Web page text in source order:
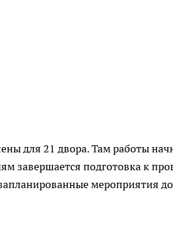
для 21 двора. Там работы
завершается подготовка к
мероприятия